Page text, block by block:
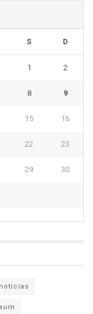
S D
1 2
8 9
15 16
22 23
29 30